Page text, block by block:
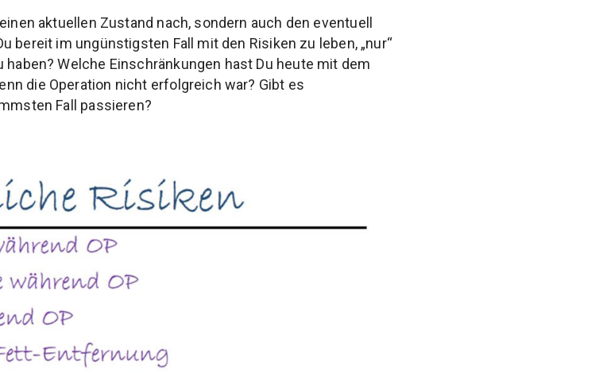
aktuellen Zustand nach, sondern auch den eventuell
bereit im ungünstigsten Fall mit den Risiken zu leben, „nur“
Welche Einschränkungen hast Du heute mit dem
die Operation nicht erfolgreich war? Gibt es
Fall passieren?